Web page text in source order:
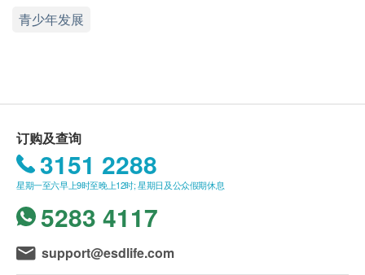
改善及提升与兄弟姊妹/同辈的关系
「MMTIC」儿童/青少年性格类型评估流程：
儿童/青少年于家中完成网上 MMTIC 问卷 (10分钟)
进行互动的评估 (30分钟)
MMTIC 报告将于评估环节完成后发出
确认付款日期起计) 接受有关评估服务，客户需提
前预约相关评估服务，逾期作废。
发出评估报告。
所有评估服务并非作为医务诊断或治疗用途。
优惠只适用于本中心之评估服务，不包括治疗及小
使用此优惠之儿童并没有接受治疗及训练的优先
权，如完成评估后儿童可能需要进行轮候方可接受
治疗或训练。
星期一至五：12p.m. – 8p.m.
青少年发展
订购及查询
3151 2288
星期一至六早上9时至晚上12时; 星期日及公众假期休息
5283 4117
support@esdlife.com